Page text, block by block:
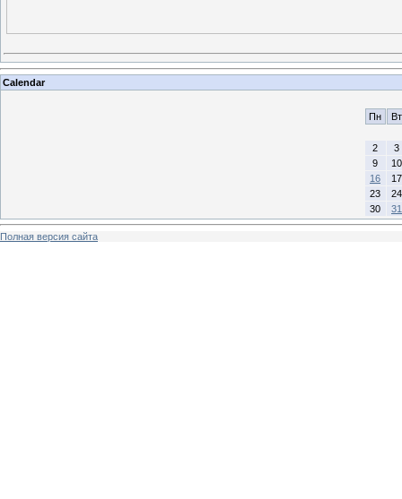
Calendar
Пн Вт
2
3
9
10
16
17
23
24
30
31
Полная версия сайта